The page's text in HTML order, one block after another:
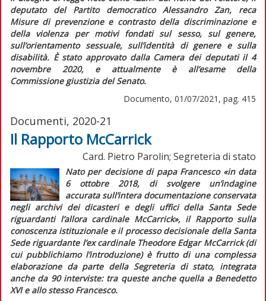
deputato del Partito democratico Alessandro Zan, reca
Misure di prevenzione e contrasto della discriminazione e
della violenza per motivi fondati sul sesso, sul genere,
sull’orientamento sessuale, sull’identità di genere e sulla
disabilità. È stato approvato dalla Camera dei deputati il 4
novembre 2020, e attualmente è all’esame della
Commissione giustizia del Senato.
Documento, 01/07/2021, pag. 415
Documenti, 2020-21
Il Rapporto McCarrick
Card. Pietro Parolin; Segreteria di stato
Nato per decisione di papa Francesco «in data
6 ottobre 2018, di svolgere un’indagine
accurata sull’intera documentazione conservata
negli archivi dei dicasteri e degli uffici della Santa Sede
riguardanti l’allora cardinale McCarrick», il Rapporto sulla
conoscenza istituzionale e il processo decisionale della Santa
Sede riguardante l’ex cardinale Theodore Edgar McCarrick(di
cui pubblichiamo l’introduzione) è frutto di una complessa
elaborazione da parte della Segreteria di stato, integrata
anche da 90 interviste: tra queste anche quella a Benedetto
XVI e allo stesso Francesco.